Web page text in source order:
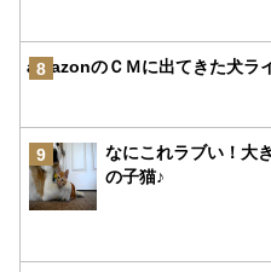
8
amazonのＣＭに出てきた犬ラ
9
なにこれラブい！大
の子猫♪